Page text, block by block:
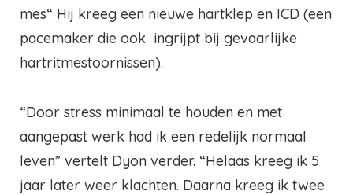
mes“ Hij kreeg een nieuwe hartklep en ICD (een
pacemaker die ook ingrijpt bij gevaarlijke
hartritmestoornissen).
“Door stress minimaal te houden en met
aangepast werk had ik een redelijk normaal
leven” vertelt Dyon verder. “Helaas kreeg ik 5
jaar later weer klachten. Daarna kreeg ik twee